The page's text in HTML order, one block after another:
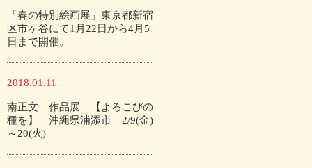
「春の特別絵画展」東京都新宿
区市ヶ谷にて1月22日から4月5
日まで開催。
2018.01.11
南正文 作品展 【よろこびの
種を】 沖縄県浦添市 2/9(金)
～20(火)